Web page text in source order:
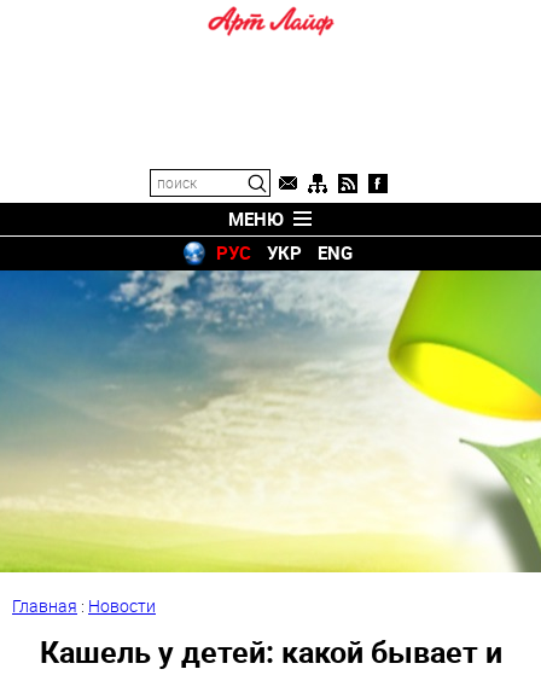
МЕНЮ
РУС
УКР ENG
Главная : Новости
Кашель у детей: какой бывает и